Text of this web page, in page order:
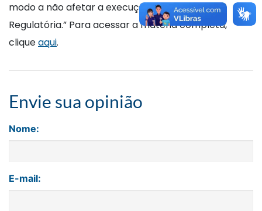
modo a não afetar a execução da Agenda
Regulatória.” Para acessar a matéria completa,
cliqueaqui.
Envie sua opinião
Nome:
E-mail: